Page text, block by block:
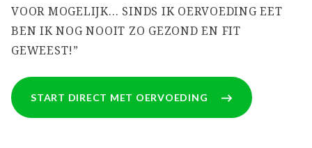
VOOR MOGELIJK… SINDS IK OERVOEDING EET
BEN IK NOG NOOIT ZO GEZOND EN FIT
GEWEEST!”
START DIRECT MET OERVOEDING